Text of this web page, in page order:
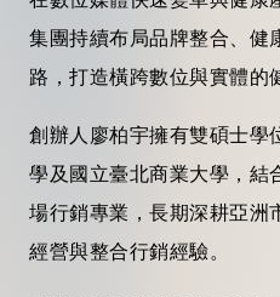
集團持續布局品牌整合、健
路，打造橫跨數位與實體的
創辦人廖柏宇擁有雙碩士學
學及國立臺北商業大學，結
場行銷專業，長期深耕亞洲
經營與整合行銷經驗。